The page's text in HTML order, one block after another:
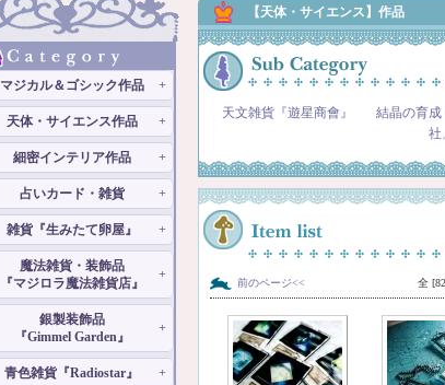
マジカル＆ゴシック作品
天体・サイエンス作品
細密インテリア作品
占いカード・雑貨
雑貨『生みたて卵屋』
魔法雑貨・装飾品
『マジロラ魔法雑貨店』
銀製装飾品
『Gimmel Garden』
青色雑貨『Radiostar』
【天体・サイエンス】作品
天文雑貨『遊星商會』
結晶の育
社
前のページ<< 全